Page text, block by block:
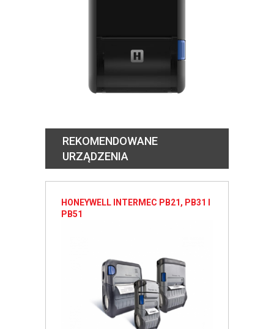
REKOMENDOWANE
URZĄDZENIA
HONEYWELL INTERMEC PB21, PB31 I
PB51